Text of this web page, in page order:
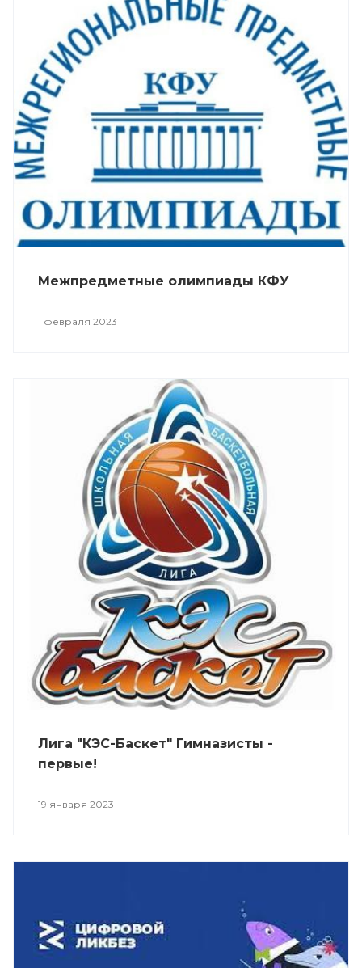
Межпредметные олимпиады КФУ
1 февраля 2023
Лига "КЭС-Баскет" Гимназисты -
первые!
19 января 2023